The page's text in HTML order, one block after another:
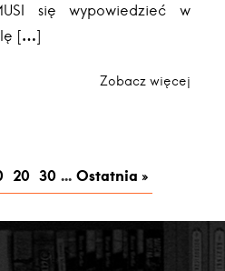
się wypowiedzieć w
[…]
Zobacz więcej
20 30 ... Ostatnia »